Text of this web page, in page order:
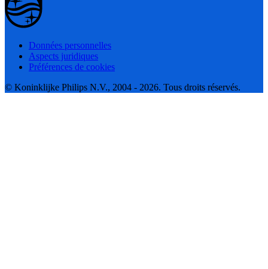
Données personnelles
Aspects juridiques
Préférences de cookies
© Koninklijke Philips N.V., 2004 - 2026. Tous droits réservés.